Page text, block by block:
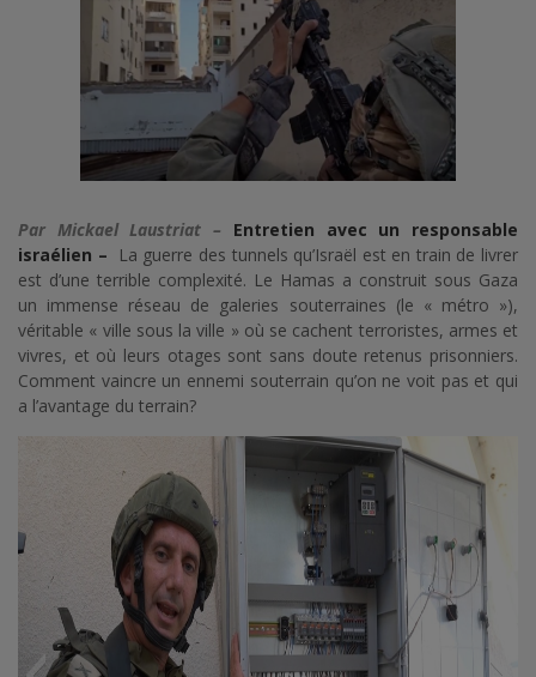
Par Mickael Laustriat – Entretien avec un responsable
israélien –
La guerre des tunnels qu’Israël est en train de livrer
est d’une terrible complexité. Le Hamas a construit sous Gaza
un immense réseau de galeries souterraines (le « métro »),
véritable « ville sous la ville » où se cachent terroristes, armes et
vivres, et où leurs otages sont sans doute retenus prisonniers.
Comment vaincre un ennemi souterrain qu’on ne voit pas et qui
a l’avantage du terrain?